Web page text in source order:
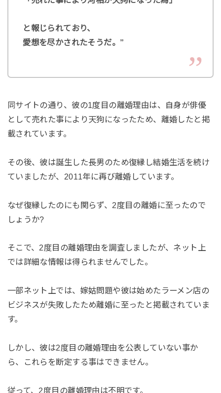
と報じられており、
愛想を尽かされたそうだ。”
同サイトの通り、彼の1度目の離婚理由は、自身が俳優
として売れた事により天狗になったため、離婚したと掲
載されています。
その後、彼は誕生した長男のため復縁し結婚生活を続け
ていましたが、2011年に再び離婚しています。
なぜ復縁したのにも関らず、2度目の離婚に至ったので
しょうか?
そこで、2度目の離婚理由を調査しましたが、ネット上
では詳細な情報は得られませんでした。
一部ネット上では、嫁姑問題や彼は始めたラーメン店の
ビジネスが失敗したため離婚に至ったと掲載されていま
す。
しかし、彼は2度目の離婚理由を公表していない事か
ら、これらを断定する事はできません。
従って、2度目の離婚理由は不明です。